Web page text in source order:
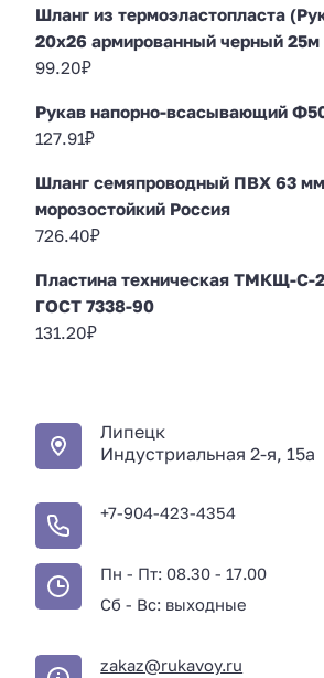
Шланг из термоэластопласта
20х26 армированный черный 25м
99.20₽
Рукав напорно-всасывающий
127.91₽
Шланг семяпроводный ПВХ 63
морозостойкий Россия
726.40₽
Пластина техническая ТМКЩ-С-
ГОСТ 7338-90
131.20₽
Липецк
Индустриальная 2-я, 15а
+7-904-423-4354
Пн - Пт: 08.30 - 17.00
Сб - Вс: выходные
zakaz@rukavoy.ru